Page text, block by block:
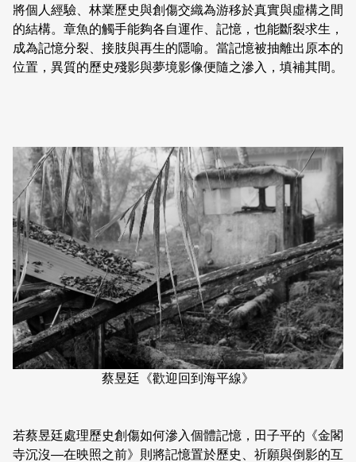
將個人經驗、林業歷史與創傷交織為游移於真實與虛構之間
的結構。章魚的觸手能夠各自運作、記憶，也能斷裂求生，
成為記憶分裂、接肢與再生的隱喻。當記憶被抽離出原本的
位置，異質的歷史殘影與夢境影像便隨之滲入，填補其間。
蔡昱廷《歡迎回到海平線》
若蔡昱廷處理歷史創傷如何滲入個體記憶，田子平的《金閣
寺沉沒—在映照之前》則將記憶置於歷史、祈願與倒影的互